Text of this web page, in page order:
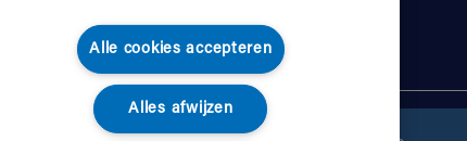
Alle cookies accepteren
Alles afwijzen